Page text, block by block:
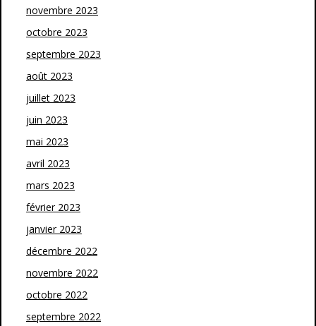
novembre 2023
octobre 2023
septembre 2023
août 2023
juillet 2023
juin 2023
mai 2023
avril 2023
mars 2023
février 2023
janvier 2023
décembre 2022
novembre 2022
octobre 2022
septembre 2022